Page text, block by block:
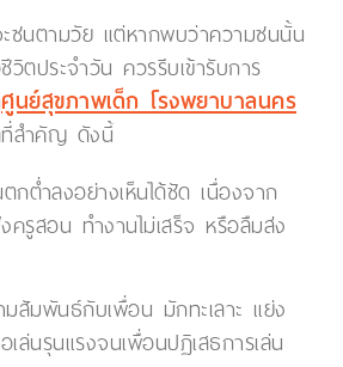
ซนตามวัย แต่หากพบว่าความซนนั้น
วิตประจำวัน ควรรีบเข้ารับการ
ศูนย์สุขภาพเด็ก โรงพยาบาลนคร
ที่สำคัญ ดังนี้
กต่ำลงอย่างเห็นได้ชัด เนื่องจาก
รูสอน ทำงานไม่เสร็จ หรือลืมส่ง
สัมพันธ์กับเพื่อน มักทะเลาะ แย่ง
เล่นรุนแรงจนเพื่อนปฏิเสธการเล่น